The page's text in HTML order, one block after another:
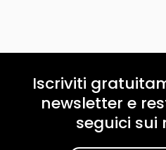
Iscriviti
newsletter e
seguici sui